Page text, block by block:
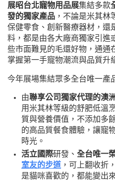
展昭台北寵物用品展集結多款
發的獨家產品 ，不論是米其林
保健零食、創新醫療器材，還
料，都是由各大廠商獨家引進
些市面難見的毛還好物，通通
掌握第一手寵物潮流與品質升
今年展場集結眾多全台唯一產
由聯享公司獨家代理的澳
用米其林等級的舒肥低溫
質與營養價值，不添加多
的高品質餐食體驗，讓寵
時光。
活立國際研發、 全台唯一
室友的步道 ，可上翻收折
是貓咪喜歡的，都能變出來